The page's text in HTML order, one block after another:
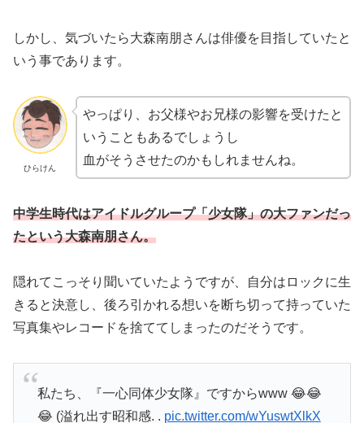
しかし、気づいたら大森南朋さんは俳優を目指していたと
いう事であります。
ひらけん
やっぱり、お父様やお兄様の影響を受けたと
いうこともあるでしょうし
血がそうさせたのかもしれませんね。
中学生時代はアイドルグループ「少女隊」の大ファンだっ
たという大森南朋さん。
隠れてこっそり聞いていたようですが、自分はロックに生
きると決意し、後ろ引かれる想いを断ち切って持っていた
写真集やレコードを捨ててしまったのだそうです。
私たち、『一心同体少女隊』ですからwww 😂😂
😂 (溢れ出す昭和感. . pic.twitter.com/wYuswtXlkX